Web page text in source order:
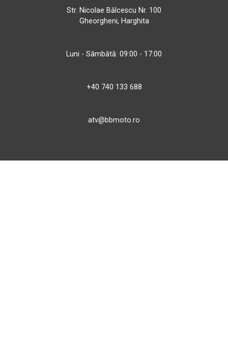
Str. Nicolae Bălcescu Nr. 100
Gheorgheni, Harghita
Luni - Sâmbătă: 09:00 - 17:00
+40 740 133 688
atv@bbmoto.ro